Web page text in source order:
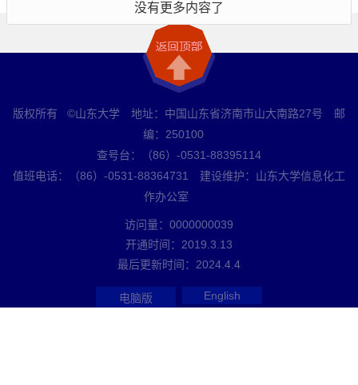
没有更多内容了
版权所有 ©山东大学 地址：中国山东省济南市山大南路27号 邮
编：250100
查号台：（86）-0531-88395114
值班电话：（86）-0531-88364731 建设维护：山东大学信息化工
作办公室
访问量： 0000000039
开通时间： 2019 3 13
最后更新时间： 2024 4 4
电脑版 English